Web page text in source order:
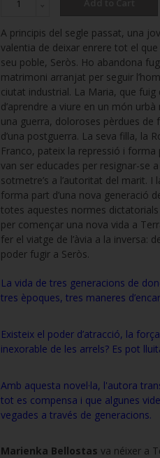
A principis del segle passat, una
valentia de deixar enrere tot el
seu poble, Seròs. Ho abandona
matrimoni arranjat per seguir
ciutat industrial. La Maria, que
d’aprendre a viure en un món
una guerra, doloroses pèrdues de
d’una postguerra. La seva filla, la
Franco, pateix la repressió i forma
van ser educades per resignar-se
sotmetre’s a l’autoritat del marit.
forma part d’una nova generació
totes aquestes normes
per començar una nova vida a
fer el viatge de l’àvia a la inversa:
poder fugir a Seròs.
La vida de tres generacions de
tres èpoques, tres maneres
Existeix el poder d’atracció, la
inexorable de les arrels? Es pot
Amb aquesta novel·la, l'autora
tot es compensa i que algunes
vegades a través de generacions.
Marienka Bellostas va néixer a